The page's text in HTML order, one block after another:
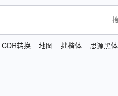
CDR转换 地图 拙楷体 思源黑体